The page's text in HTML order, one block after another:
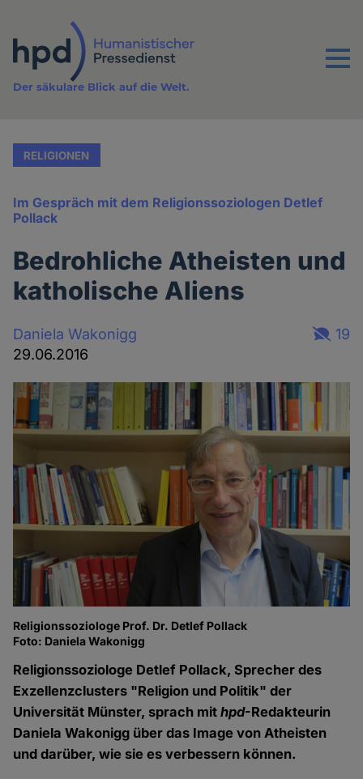
Inhalt
Menu
Der säkulare Blick auf die Welt.
RELIGIONEN
Im Gespräch mit dem Religionssoziologen Detlef
Pollack
Bedrohliche Atheisten und
katholische Aliens
Daniela Wakonigg
29.06.2016
19
Religionssoziologe Prof. Dr. Detlef Pollack
Foto: Daniela Wakonigg
Religionssoziologe Detlef Pollack, Sprecher des
Exzellenzclusters "Religion und Politik" der
Universität Münster, sprach mithpd-Redakteurin
Daniela Wakonigg über das Image von Atheisten
und darüber, wie sie es verbessern können.